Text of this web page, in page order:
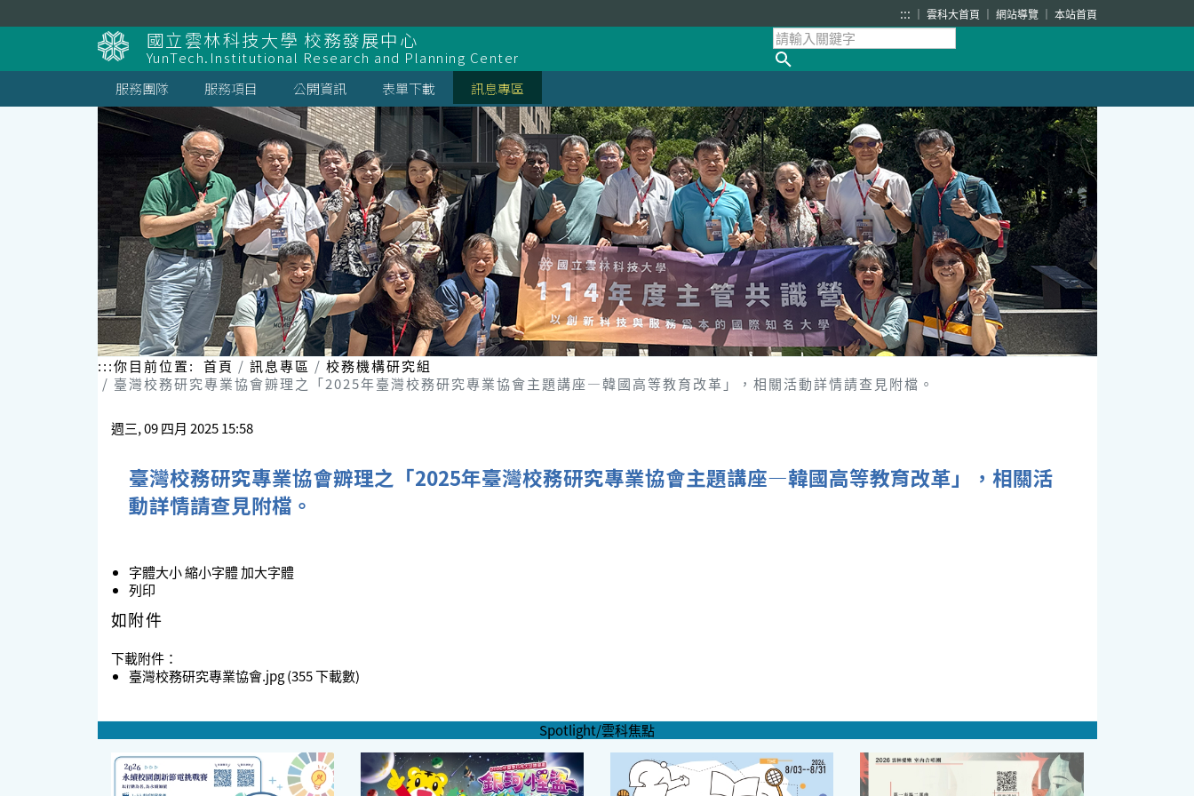
到
主
要
內
容
區
塊
::: 雲科大首頁 網站導覽 本站首頁
國立雲林科技大學 校務發展中心
YunTech.Institutional Research and Planning Center
服務團隊
服務項目 公開資訊 表單下載 訊息專區
:::你目前位置: 首頁 訊息專區
校務機構研究組
臺灣校務研究專業協會辧理之「2025年臺灣校務研究專業協會主題講座—韓國高等教育改革」，相關活動詳情請查見附檔。
週三, 09 四月 2025 15:58
臺灣校務研究專業協會辧理之「2025年臺灣校務研究專業協會主題講座—韓國高等教育改革」，相關活
動詳情請查見附檔。
字體大小縮小字體加大字體
列印
如附件
下載附件：
臺灣校務研究專業協會.jpg (355 下載數)
Spotlight/雲科焦點